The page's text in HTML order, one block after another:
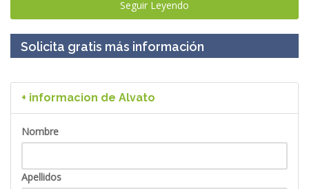
Seguir Leyendo
Solicita gratis más información
+ informacion de Alvato
Nombre
Apellidos